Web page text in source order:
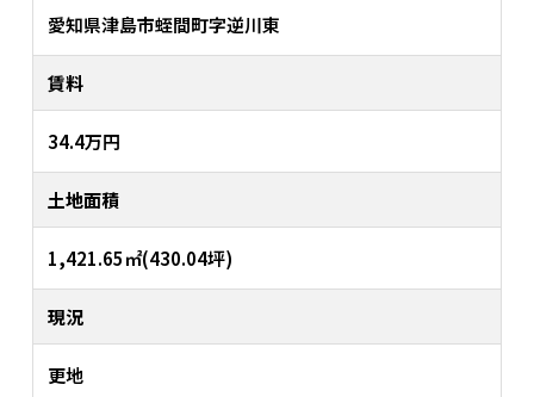
愛知県津島市蛭間町字逆川東
賃料
34.4万円
土地面積
1,421.65㎡(430.04坪)
現況
更地